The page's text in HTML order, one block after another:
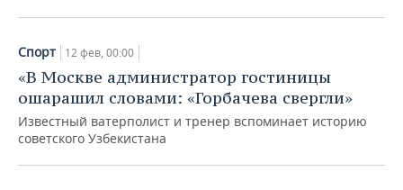
Спорт 12 фев, 00:00
«В Москве администратор гостиницы
ошарашил словами: «Горбачева свергли»
Известный ватерполист и тренер вспоминает историю
советского Узбекистана